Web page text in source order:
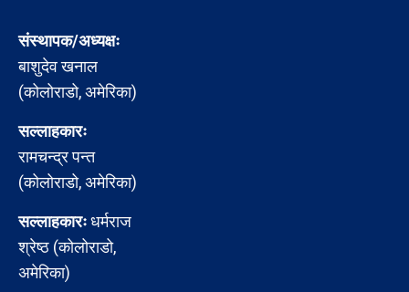
संस्थापक/अध्यक्षः
बाशुदेव खनाल
(कोलोराडो, अमेरिका)
सल्लाहकारः
रामचन्द्र पन्त
(कोलोराडो, अमेरिका)
सल्लाहकारःधर्मराज
श्रेष्ठ (कोलोराडो,
अमेरिका)